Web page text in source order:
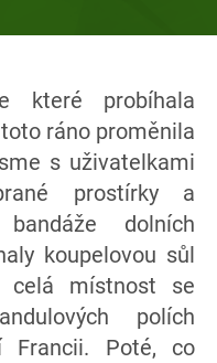
které probíhala
ráno proměnila
s uživatelkami
prostírky a
dolních
koupelovou sůl
celá místnost se
polích
Francii. Poté, co